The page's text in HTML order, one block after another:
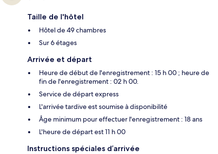
Taille de l'hôtel
Hôtel de 49 chambres
Sur 6 étages
Arrivée et départ
Heure de début de l'enregistrement : 15 h 00 ; heure de
fin de l'enregistrement : 02 h 00.
Service de départ express
L'arrivée tardive est soumise à disponibilité
Âge minimum pour effectuer l'enregistrement : 18 ans
L'heure de départ est 11 h 00
Instructions spéciales d’arrivée